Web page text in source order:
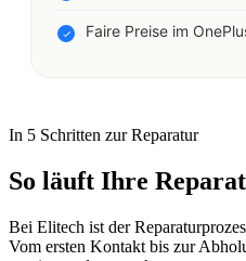
Faire Preise im
In 5 Schritten zur Reparatur
So läuft Ihre
Bei Elitech ist der
Vom ersten Kontakt bis zur